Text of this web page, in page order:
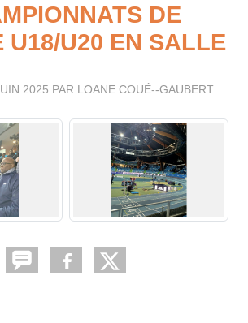
DE
U18/U20 EN SALLE
2025 PAR LOANE COUÉ--GAUBERT